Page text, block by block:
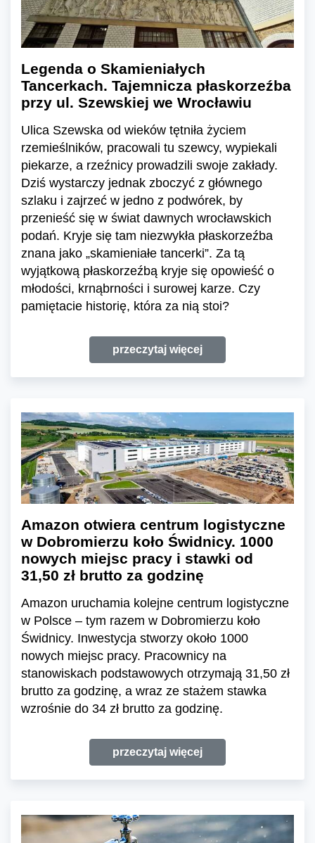
Legenda o Skamieniałych
Tancerkach. Tajemnicza płaskorzeźba
przy ul. Szewskiej we Wrocławiu
Ulica Szewska od wieków tętniła życiem
rzemieślników, pracowali tu szewcy, wypiekali
piekarze, a rzeźnicy prowadzili swoje zakłady.
Dziś wystarczy jednak zboczyć z głównego
szlaku i zajrzeć w jedno z podwórek, by
przenieść się w świat dawnych wrocławskich
podań. Kryje się tam niezwykła płaskorzeźba
znana jako „skamieniałe tancerki”. Za tą
wyjątkową płaskorzeźbą kryje się opowieść o
młodości, krnąbrności i surowej karze. Czy
pamiętacie historię, która za nią stoi?
przeczytaj więcej
Amazon otwiera centrum logistyczne
w Dobromierzu koło Świdnicy. 1000
nowych miejsc pracy i stawki od
31,50 zł brutto za godzinę
Amazon uruchamia kolejne centrum logistyczne
w Polsce – tym razem w Dobromierzu koło
Świdnicy. Inwestycja stworzy około 1000
nowych miejsc pracy. Pracownicy na
stanowiskach podstawowych otrzymają 31,50 zł
brutto za godzinę, a wraz ze stażem stawka
wzrośnie do 34 zł brutto za godzinę.
przeczytaj więcej